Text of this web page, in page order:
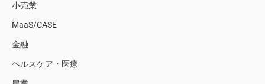
小売業
MaaS/CASE
金融
ヘルスケア・医療